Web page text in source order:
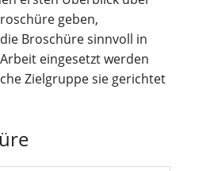
geben,
Broschüre sinnvoll in
eingesetzt werden
Zielgruppe sie gerichtet